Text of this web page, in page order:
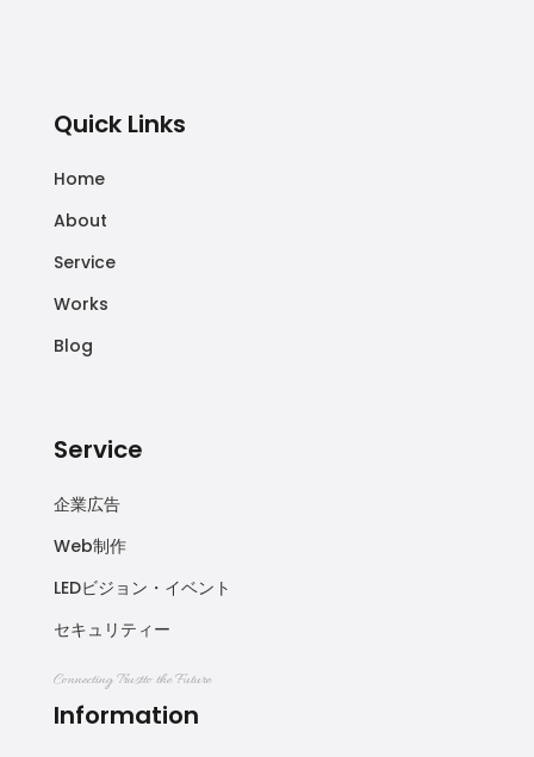
Quick Links
Home
About
Service
Works
Blog
Service
企業広告
Web制作
LEDビジョン・イベント
セキュリティー
Connecting Trustto the Future
Information